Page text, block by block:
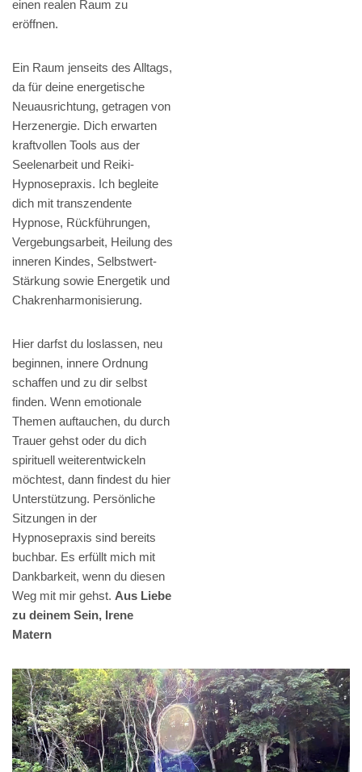
einen realen Raum zu
eröffnen.
Ein Raum jenseits des Alltags,
da für deine energetische
Neuausrichtung, getragen von
Herzenergie. Dich erwarten
kraftvollen Tools aus der
Seelenarbeit und Reiki-
Hypnosepraxis. Ich begleite
dich mit transzendente
Hypnose, Rückführungen,
Vergebungsarbeit, Heilung des
inneren Kindes, Selbstwert-
Stärkung sowie Energetik und
Chakrenharmonisierung.
Hier darfst du loslassen, neu
beginnen, innere Ordnung
schaffen und zu dir selbst
finden. Wenn emotionale
Themen auftauchen, du durch
Trauer gehst oder du dich
spirituell weiterentwickeln
möchtest, dann findest du hier
Unterstützung. Persönliche
Sitzungen in der
Hypnosepraxis sind bereits
buchbar. Es erfüllt mich mit
Dankbarkeit, wenn du diesen
Weg mit mir gehst. Aus Liebe
zu deinem Sein, Irene
Matern